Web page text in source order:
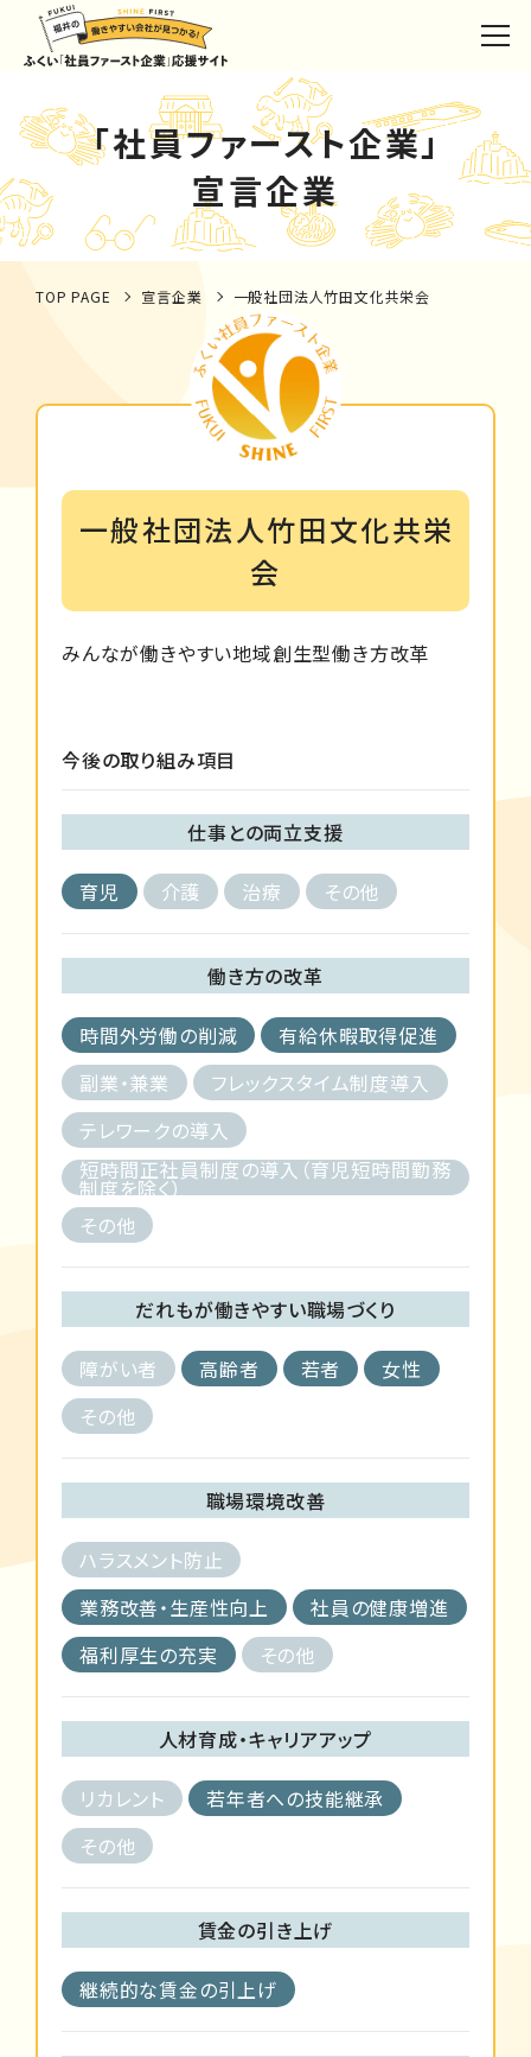
「社員ファースト企業」
宣言企業
TOP PAGE 宣言企業 一般社団法人竹田文化共栄会
一般社団法人竹田文化共栄
会
みんなが働きやすい地域創生型働き方改革
今後の取り組み項目
仕事との両立支援
育児 介護 治療 その他
働き方の改革
時間外労働の削減
有給休暇取得促進
副業・兼業
フレックスタイム制度導入
テレワークの導入
短時間正社員制度の導入（育児短時間勤務
制度を除く）
その他
だれもが働きやすい職場づくり
障がい者 高齢者 若者
女性
その他
職場環境改善
ハラスメント防止
業務改善・生産性向上
社員の健康増進
福利厚生の充実
その他
人材育成・キャリアアップ
リカレント
若年者への技能継承
その他
賃金の引き上げ
継続的な賃金の引上げ